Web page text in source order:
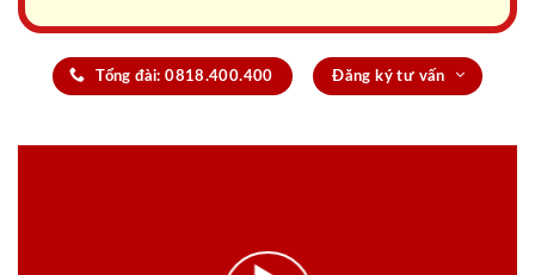
Tổng đài: 0818.400.400 Đăng ký tư vấn